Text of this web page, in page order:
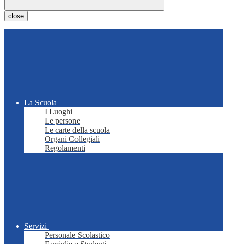
close
La Scuola
I Luoghi
Le persone
Le carte della scuola
Organi Collegiali
Regolamenti
Servizi
Personale Scolastico